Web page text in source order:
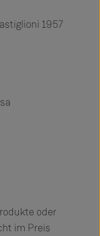
1957
oder
im Preis